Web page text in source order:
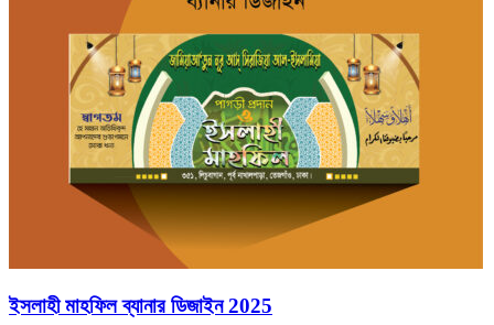
ইসলাহী মাহফিল ব্যানার ডিজাইন 2025